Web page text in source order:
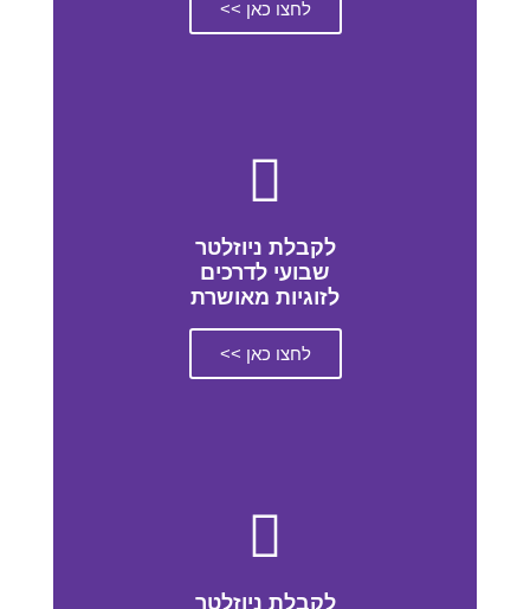
לחצו כאן >>
לקבלת ניוזלטר
שבועי לדרכים
לזוגיות מאושרת
לחצו כאן >>
לקבלת ניוזלטר